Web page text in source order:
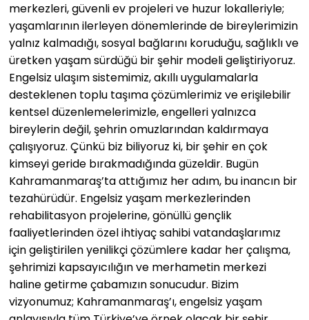
merkezleri, güvenli ev projeleri ve huzur lokalleriyle;
yaşamlarının ilerleyen dönemlerinde de bireylerimizin
yalnız kalmadığı, sosyal bağlarını koruduğu, sağlıklı ve
üretken yaşam sürdüğü bir şehir modeli geliştiriyoruz.
Engelsiz ulaşım sistemimiz, akıllı uygulamalarla
desteklenen toplu taşıma çözümlerimiz ve erişilebilir
kentsel düzenlemelerimizle, engelleri yalnızca
bireylerin değil, şehrin omuzlarından kaldırmaya
çalışıyoruz. Çünkü biz biliyoruz ki, bir şehir en çok
kimseyi geride bırakmadığında güzeldir. Bugün
Kahramanmaraş’ta attığımız her adım, bu inancın bir
tezahürüdür. Engelsiz yaşam merkezlerinden
rehabilitasyon projelerine, gönüllü gençlik
faaliyetlerinden özel ihtiyaç sahibi vatandaşlarımız
için geliştirilen yenilikçi çözümlere kadar her çalışma,
şehrimizi kapsayıcılığın ve merhametin merkezi
haline getirme çabamızın sonucudur. Bizim
vizyonumuz; Kahramanmaraş’ı, engelsiz yaşam